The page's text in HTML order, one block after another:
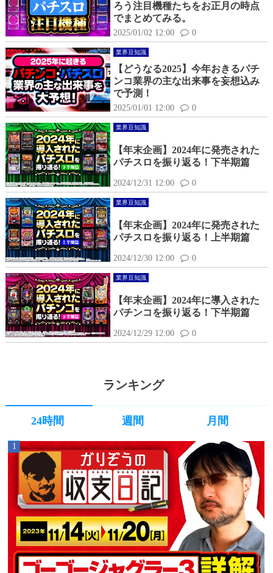
ろう注目機種たちをお正月の時点
でまとめてみる。
2025/01/02 12:00 0
業界豆知識
【どうなる2025】今年おきるパチ
ンコ業界の主な出来事を妄想込み
で予測！
2025/01/01 12:00 0
業界豆知識
【年末企画】2024年に発売された
パチスロを振り返る！下半期篇
2024/12/31 12:00 0
業界豆知識
【年末企画】2024年に発売された
パチスロを振り返る！上半期篇
2024/12/30 12:00 0
業界豆知識
【年末企画】2024年に導入された
パチンコを振り返る！下半期篇
2024/12/29 12:00 0
ランキング
24時間 週間 月間
1